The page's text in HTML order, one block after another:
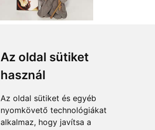
Az oldal sütiket
használ
Az oldal sütiket és egyéb
nyomkövető technológiákat
alkalmaz, hogy javítsa a
Accepted payment methods